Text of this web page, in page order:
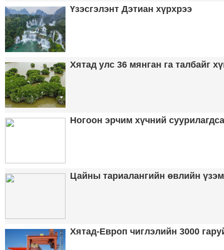
Үзэсгэлэнт Дэтиан хүрхрээ
Хятад улс 36 мянган га талбайг
Ногоон эрчим хүчний
Цайны тариалангийн өвлийн
Хятад-Европ чиглэлийн 3000